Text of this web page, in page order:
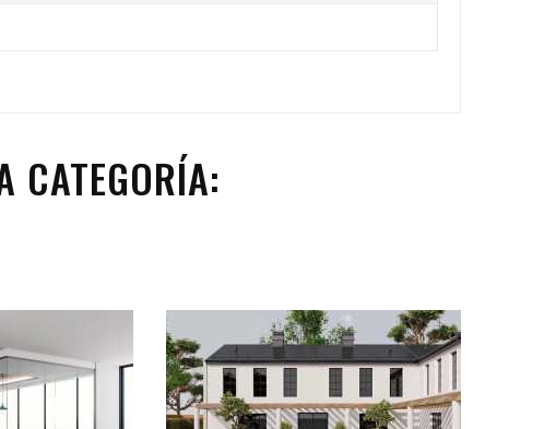
CATEGORÍA: